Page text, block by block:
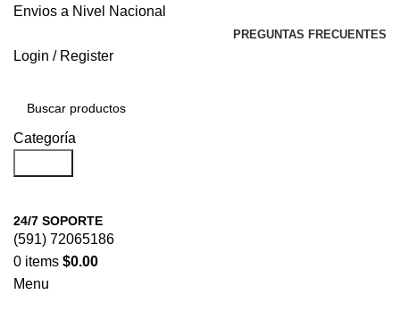
Envios a Nivel Nacional
PREGUNTAS FRECUENTES
Login / Register
Categoría
24/7 SOPORTE
(591) 72065186
0 items $0.00
Menu